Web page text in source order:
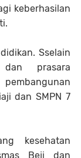
keberhasilan
Sselain
prasara
dan SMPN 7
kesehatan
Beji dan